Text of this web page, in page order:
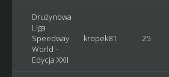
Drużynowa
Liga
Speedway
World -
Edycja XXII
kropek81 25